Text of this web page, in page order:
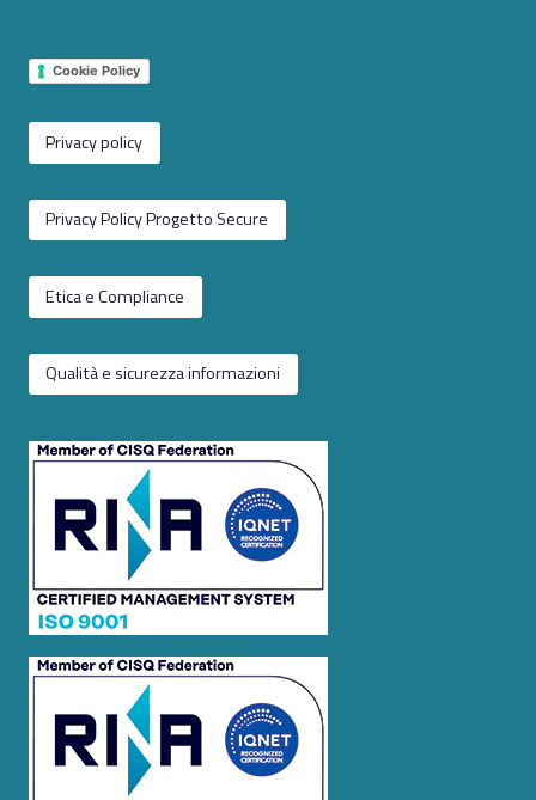
Cookie Policy
Privacy policy
Privacy Policy Progetto Secure
Etica e Compliance
Qualità e sicurezza informazioni